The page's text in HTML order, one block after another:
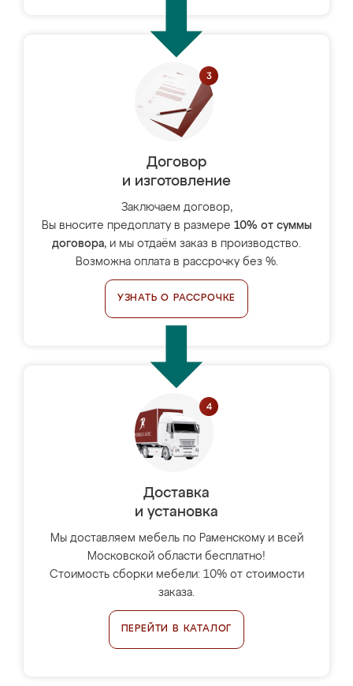
Договор
и изготовление
Заключаем договор,
Вы вносите предоплату в размере 10% от суммы
договора, и мы отдаём заказ в производство.
Возможна оплата в рассрочку без %.
УЗНАТЬ О РАССРОЧКЕ
Доставка
и установка
Мы доставляем мебель по Раменскому и всей
Московской области бесплатно!
Стоимость сборки мебели: 10% от стоимости
заказа.
ПЕРЕЙТИ В КАТАЛОГ